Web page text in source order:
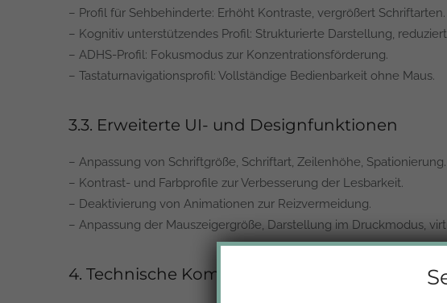
– Profil für Sehbehinderte: Erhöht Kontraste, vergrößert Schriftarten.
– Kognitiv unterstützendes Profil: Strukturierte Darstellung,
– ADHS-Profil: Fokusmodus zur Konzentrationsförderung.
– Tastaturnavigationsprofil: Vollständige Bedienbarkeit ohne Maus.
3.3. Erweiterte UI- und Designfunktionen
– Anpassung von Schriftgröße, Schriftart, Zeilenhöhe, Spationierung.
– Kontrast- und Farbprofile zur Verbesserung der Lesbarkeit.
– Deaktivierung von Animationen zur Reizvermeidung.
– Anpassung der Mauszeigergröße, Darstellung im Druckmodus,
4. Technische Kompatibilität